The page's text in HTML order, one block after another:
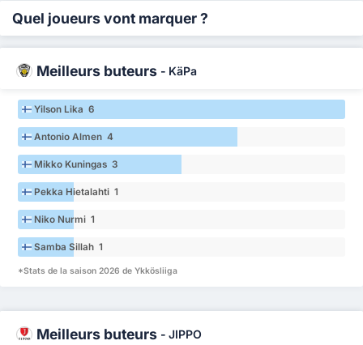
Quel joueurs vont marquer ?
Meilleurs buteurs - KäPa
Yilson Lika 6
Antonio Almen 4
Mikko Kuningas 3
Pekka Hietalahti 1
Niko Nurmi 1
Samba Sillah 1
*Stats de la saison 2026 de Ykkösliiga
Meilleurs buteurs - JIPPO